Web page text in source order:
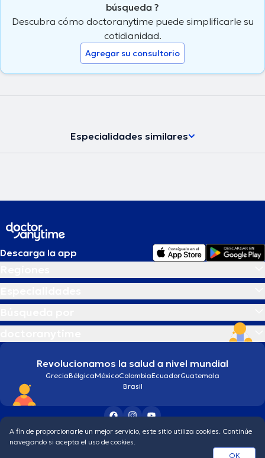
búsqueda ?
Descubra cómo doctoranytime puede simplificarle su
cotidianidad.
Agregar su consultorio
Especialidades similares
Descarga la app
Revolucionamos la salud a nivel mundial
GreciaBélgicaMéxicoColombiaEcuadorGuatemala
Brasil
Condiciones generales
Política de protección de los datos personales
A fin de proporcionarle un mejor servicio, este sitio utiliza cookies. Continúe
navegando si acepta el uso de cookies.
OK